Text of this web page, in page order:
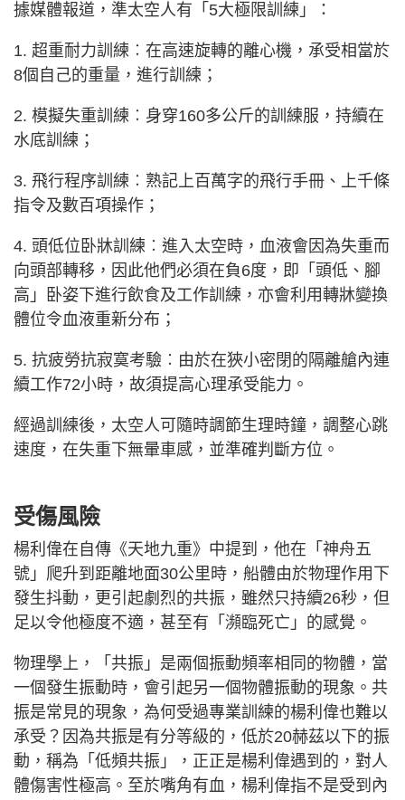
據媒體報道，準太空人有「5大極限訓練」：
1. 超重耐力訓練︰在高速旋轉的離心機，承受相當於
8個自己的重量，進行訓練；
2. 模擬失重訓練︰身穿160多公斤的訓練服，持續在
水底訓練；
3. 飛行程序訓練︰熟記上百萬字的飛行手冊、上千條
指令及數百項操作；
4. 頭低位卧牀訓練︰進入太空時，血液會因為失重而
向頭部轉移，因此他們必須在負6度，即「頭低、腳
高」卧姿下進行飲食及工作訓練，亦會利用轉牀變換
體位令血液重新分布；
5. 抗疲勞抗寂寞考驗︰由於在狹小密閉的隔離艙內連
續工作72小時，故須提高心理承受能力。
經過訓練後，太空人可隨時調節生理時鐘，調整心跳
速度，在失重下無暈車感，並準確判斷方位。
受傷風險
楊利偉在自傳《天地九重》中提到，他在「神舟五
號」爬升到距離地面30公里時，船體由於物理作用下
發生抖動，更引起劇烈的共振，雖然只持續26秒，但
足以令他極度不適，甚至有「瀕臨死亡」的感覺。
物理學上，「共振」是兩個振動頻率相同的物體，當
一個發生振動時，會引起另一個物體振動的現象。共
振是常見的現象，為何受過專業訓練的楊利偉也難以
承受？因為共振是有分等級的，低於20赫茲以下的振
動，稱為「低頻共振」，正正是楊利偉遇到的，對人
體傷害性極高。至於嘴角有血，楊利偉指不是受到內